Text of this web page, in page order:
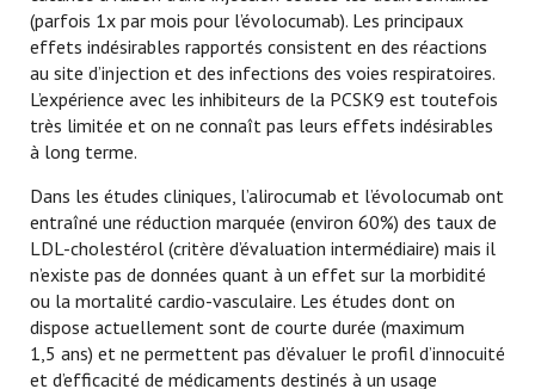
(parfois 1x par mois pour l’évolocumab). Les principaux
effets indésirables rapportés consistent en des réactions
au site d’injection et des infections des voies respiratoires.
L’expérience avec les inhibiteurs de la PCSK9 est toutefois
très limitée et on ne connaît pas leurs effets indésirables
à long terme.
Dans les études cliniques, l’alirocumab et l’évolocumab ont
entraîné une réduction marquée (environ 60%) des taux de
LDL-cholestérol (critère d’évaluation intermédiaire) mais il
n’existe pas de données quant à un effet sur la morbidité
ou la mortalité cardio-vasculaire. Les études dont on
dispose actuellement sont de courte durée (maximum
1,5 ans) et ne permettent pas d’évaluer le profil d’innocuité
et d’efficacité de médicaments destinés à un usage